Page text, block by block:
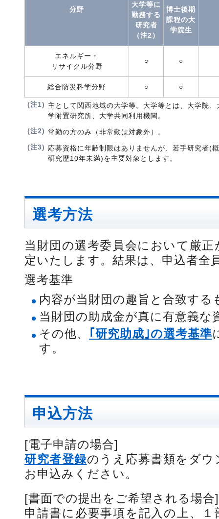
分野
大学等に
勤務する
研究者
（注2）
博士後期
課程の大
学院生
エネルギー・
リサイクル分野
○ ○
総合防災科学分野 ○ ○
(注1) 主として関西地域の大学等。大学等とは、大学院
学附置研究所、大学共同利用機関。
(注2) 常勤の方のみ（非常勤は対象外）。
(注3) 応募資格に年齢制限はありませんが、若手研究者(
研究歴10年未満)を主要対象とします。
選考方法
当財団の選考委員会において厳
定いたします。結果は、申込者全
選考基準
内容が当財団の趣旨と合致する
当財団の助成金が真に有意義な
その他、
｢研究助成｣の選考基準
す。
申込方法
[電子申請の場合]
研究者登録のうえ応募書類をダ
お申込みください。
[書面での提出をご希望される場合]
申請書に必要事項を記入の上、